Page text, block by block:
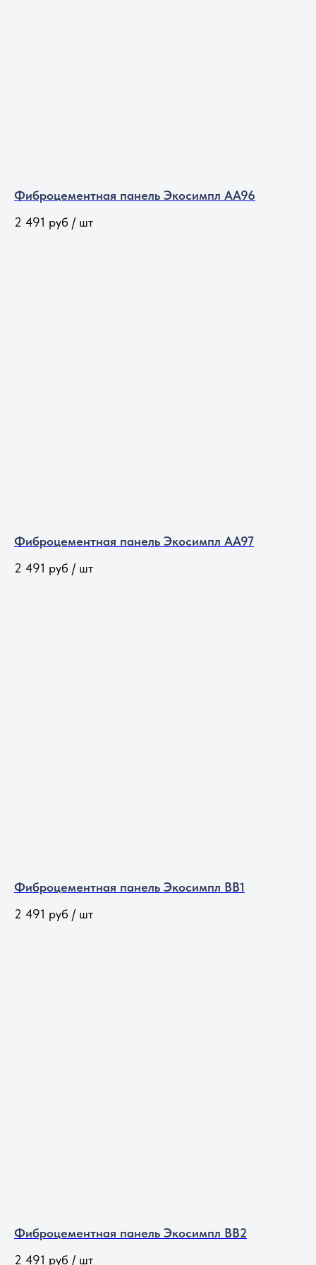
Фиброцементная панель Экосимпл АА96
2 491 руб / шт
Фиброцементная панель Экосимпл АА97
2 491 руб / шт
Фиброцементная панель Экосимпл BB1
2 491 руб / шт
Фиброцементная панель Экосимпл BB2
2 491 руб / шт